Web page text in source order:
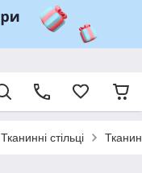
Тканинні стільці